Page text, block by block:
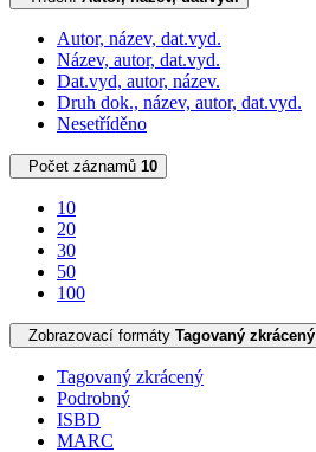
Autor, název, dat.vyd.
Název, autor, dat.vyd.
Dat.vyd, autor, název.
Druh dok., název, autor, dat.vyd.
Nesetříděno
Počet záznamů 10
10
20
30
50
100
Zobrazovací formáty Tagovaný zkrácený
Tagovaný zkrácený
Podrobný
ISBD
MARC